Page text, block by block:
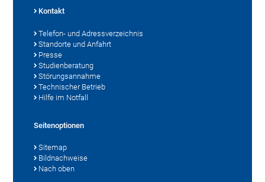
Kontakt
Telefon- und Adressverzeichnis
Standorte und Anfahrt
Presse
Studienberatung
Störungsannahme
Technischer Betrieb
Hilfe im Notfall
Seitenoptionen
Sitemap
Bildnachweise
Nach oben